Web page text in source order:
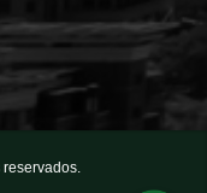
reservados.